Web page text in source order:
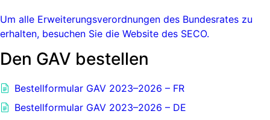
Um alle Erweiterungsverordnungen des Bundesrates zu
erhalten, besuchen Sie die Website des SECO.
Den GAV bestellen
Bestellformular GAV 2023–2026 – FR
Bestellformular GAV 2023–2026 – DE